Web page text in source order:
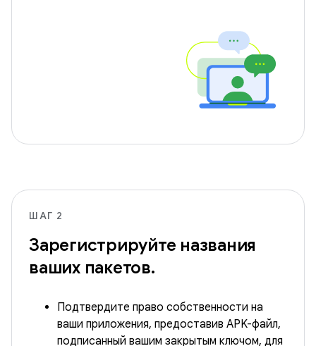
ШАГ 2
Зарегистрируйте названия
ваших пакетов.
Подтвердите право собственности на
ваши приложения, предоставив APK-файл,
подписанный вашим закрытым ключом, для